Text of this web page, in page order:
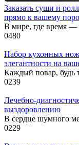
Заказать суши и
прямо к вашему
В мире, где время —
0480
Набор кухонных
элегантности на
Каждый повар, будь
0239
Лечебно-
выздоровлению
В сердце шумного
0229